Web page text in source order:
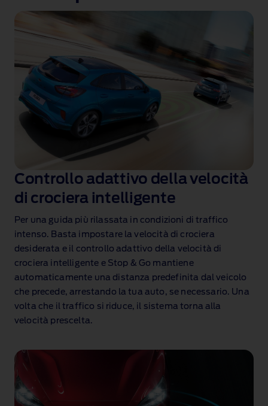
Controllo adattivo della velocità
di crociera intelligente
Per una guida più rilassata in condizioni di traffico
intenso. Basta impostare la velocità di crociera
desiderata e il controllo adattivo della velocità di
crociera intelligente e Stop & Go mantiene
automaticamente una distanza predefinita dal veicolo
che precede, arrestando la tua auto, se necessario. Una
volta che il traffico si riduce, il sistema torna alla
velocità prescelta.